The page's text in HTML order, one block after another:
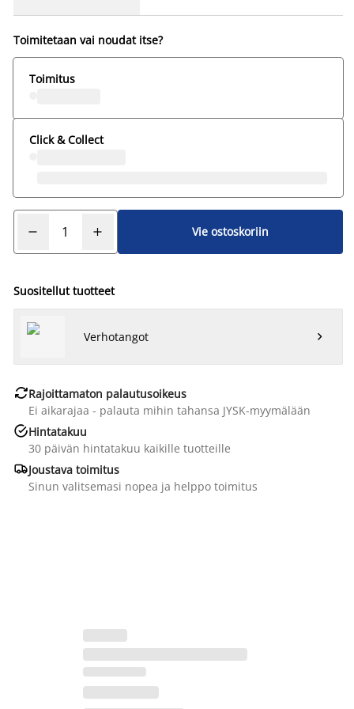
Toimitetaan vai noudat itse?
Toimitus
Click & Collect
Vie ostoskoriin
Suositellut tuotteet
Verhotangot 
Rajoittamaton palautusoikeus
Ei aikarajaa - palauta mihin tahansa JYSK-myymälään
Hintatakuu
30 päivän hintatakuu kaikille tuotteille
Joustava toimitus
Sinun valitsemasi nopea ja helppo toimitus